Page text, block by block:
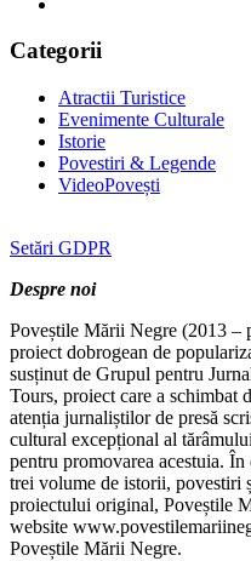
Categorii
Atractii Turistice
Evenimente Culturale
Istorie
Povestiri & Legende
VideoPovești
Setări GDPR
Despre noi
Poveștile Mării Negre (2013 –
proiect dobrogean de
susținut de Grupul pentru
Tours, proiect care a schimbat
atenția jurnaliștilor de presă
cultural excepțional al
pentru promovarea acestuia.
trei volume de istorii, povestiri
proiectului original, Poveștile
website
Poveștile Mării Negre.